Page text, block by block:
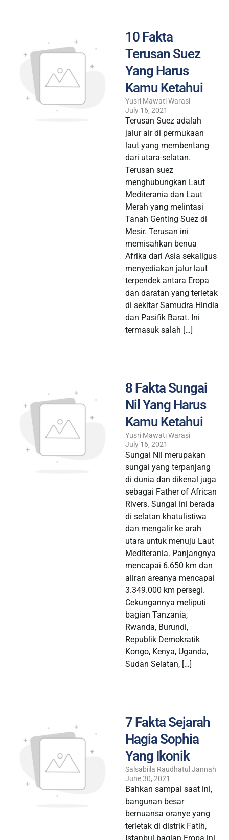
10 Fakta
Terusan Suez
Yang Harus
Kamu Ketahui
Yusri Mawati Warasi
July 16, 2021
Terusan Suez adalah
jalur air di permukaan
laut yang membentang
dari utara-selatan.
Terusan suez
menghubungkan Laut
Mediterania dan Laut
Merah yang melintasi
Tanah Genting Suez di
Mesir. Terusan ini
memisahkan benua
Afrika dari Asia sekaligus
menyediakan jalur laut
terpendek antara Eropa
dan daratan yang terletak
di sekitar Samudra Hindia
dan Pasifik Barat. Ini
termasuk salah […]
8 Fakta Sungai
Nil Yang Harus
Kamu Ketahui
Yusri Mawati Warasi
July 16, 2021
Sungai Nil merupakan
sungai yang terpanjang
di dunia dan dikenal juga
sebagai Father of African
Rivers. Sungai ini berada
di selatan khatulistiwa
dan mengalir ke arah
utara untuk menuju Laut
Mediterania. Panjangnya
mencapai 6.650 km dan
aliran areanya mencapai
3.349.000 km persegi.
Cekungannya meliputi
bagian Tanzania,
Rwanda, Burundi,
Republik Demokratik
Kongo, Kenya, Uganda,
Sudan Selatan, […]
7 Fakta Sejarah
Hagia Sophia
Yang Ikonik
Salsabiila Raudhatul Jannah
June 30, 2021
Bahkan sampai saat ini,
bangunan besar
bernuansa oranye yang
terletak di distrik Fatih,